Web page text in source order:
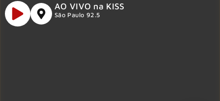
AO VIVO na KISS
São Paulo 92.5